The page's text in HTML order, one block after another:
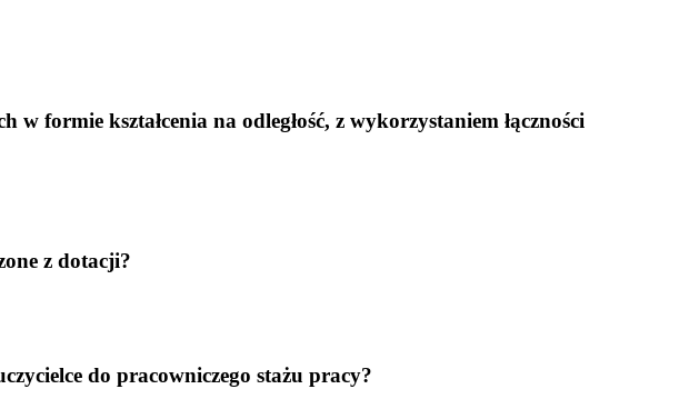
formie kształcenia na odległość, z wykorzystaniem łączności
z dotacji?
do pracowniczego stażu pracy?